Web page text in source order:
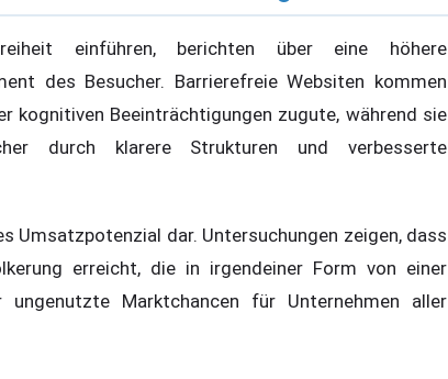
einführen, berichten über eine höhere
des Besucher. Barrierefreie Websiten kommen
kognitiven Beeinträchtigungen zugute, während sie
durch klarere Strukturen und verbesserte
Umsatzpotenzial dar. Untersuchungen zeigen, dass
erreicht, die in irgendeiner Form von einer
Marktchancen für Unternehmen aller